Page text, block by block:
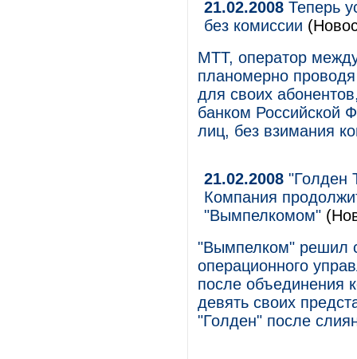
21.02.2008 Теперь
без комиссии
МТТ, оператор
планомерно проводя
для своих
банком Российской
лиц, без взимания
21.02.2008 "Голден
Компания
"Вымпелкомом"
"Вымпелком" решил
операционного
после объединения
девять своих
"Голден" после